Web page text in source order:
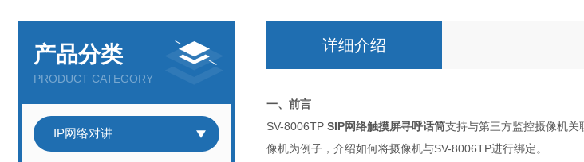
产品分类
PRODUCT CATEGORY
IP网络对讲
详细介绍
一、前言
SV-8006TP SIP网络触摸屏寻呼话筒支持与第三方监控摄像机
像机为例子，介绍如何将摄像机与SV-8006TP进行绑定。